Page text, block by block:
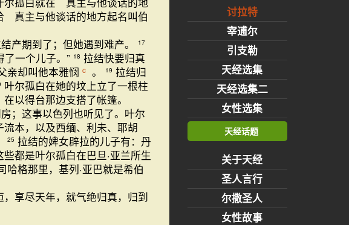
真主与他谈话的地方起名叫伯
产期到了；但她遇到难产。 17
一个儿子。” 18 拉结快要归真
亲却叫他本雅悯 c 。 19 拉结归
叶尔孤白在她的坟上立了一根柱
以得台那边支搭了帐篷。
；这事以色列也听见了。叶尔
本，以及西缅、利未、耶胡
25 拉结的婢女辟拉的儿子有：丹
都是叶尔孤白在巴旦·亚兰所生
哈格那里，基列·亚巴就是希伯
享尽天年，就气绝归真，归到
讨拉特
宰逋尔
引支勒
天经选集
天经选集二
女性选集
天经话题
关于天经
圣人言行
尔撒圣人
女性故事